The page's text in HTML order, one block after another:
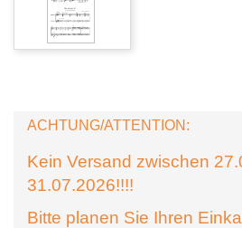
ACHTUNG/ATTENTION:
Kein Versand zwischen
31.07.2026!!!!
Bitte planen Sie Ihren